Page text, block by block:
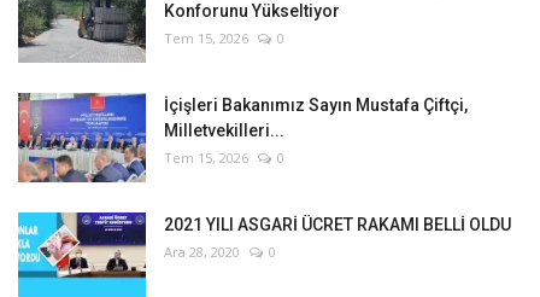
Konforunu Yükseltiyor
Tem 15, 2026 0
İçişleri Bakanımız Sayın Mustafa Çiftçi,
Milletvekilleri...
Tem 15, 2026 0
2021 YILI ASGARİ ÜCRET RAKAMI BELLİ OLDU
Ara 28, 2020 0